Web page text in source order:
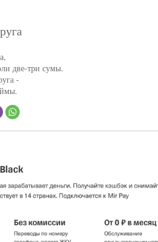
две-три сумы.
-